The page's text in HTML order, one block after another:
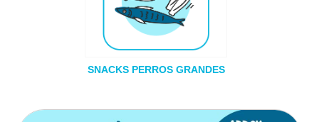
SNACKS PERROS GRANDES